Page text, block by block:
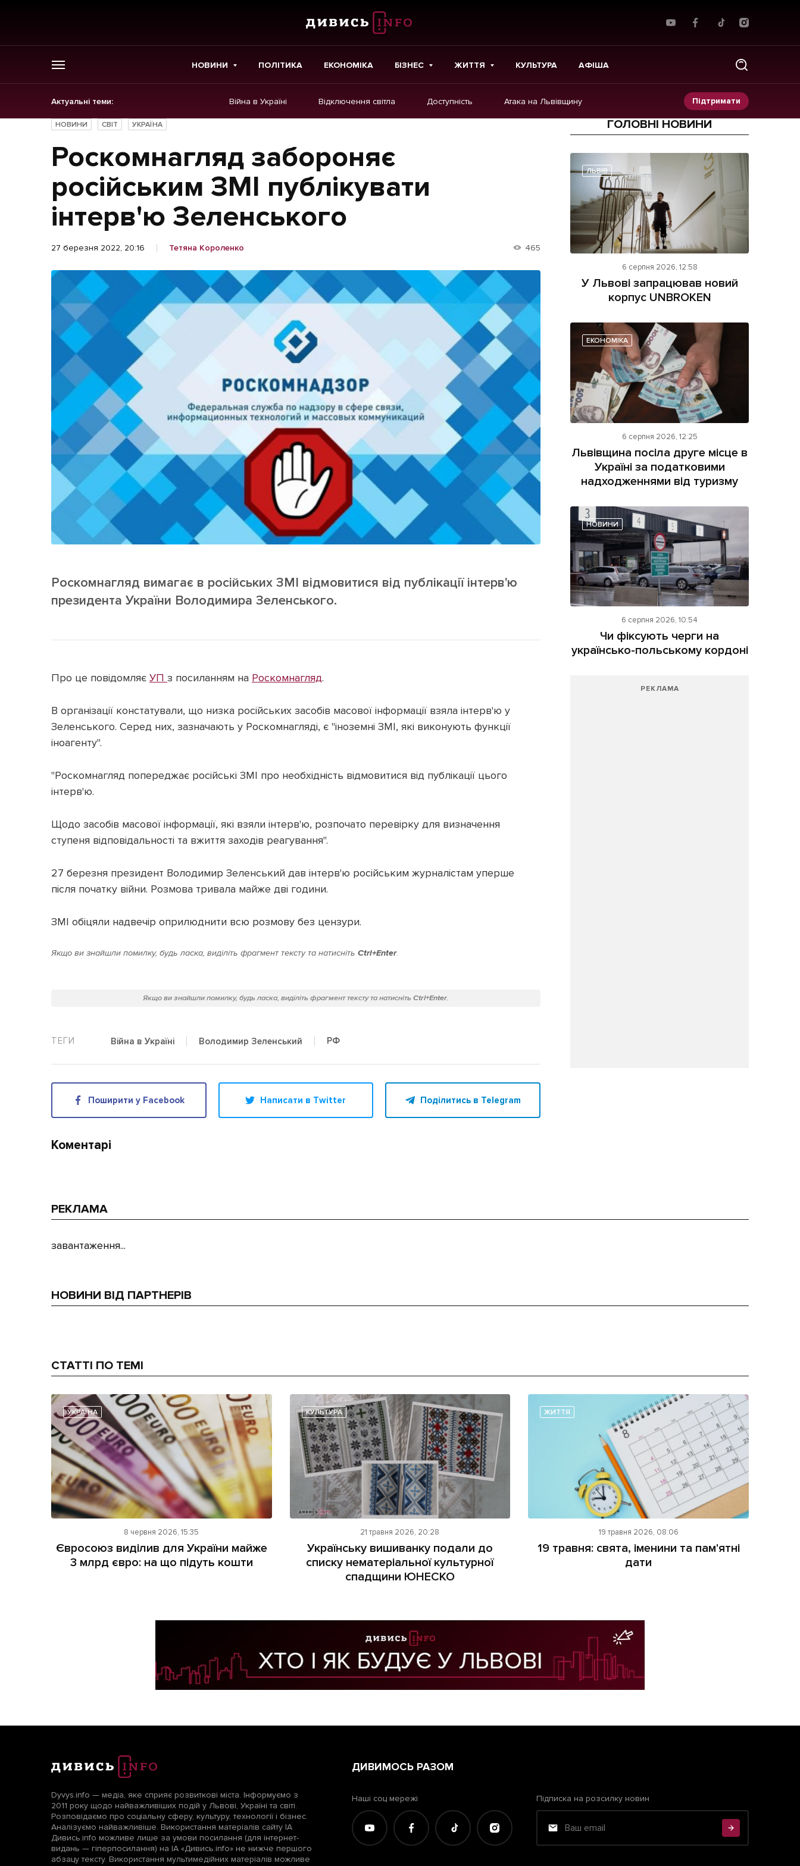
НОВИНИ ПОЛІТИКА ЕКОНОМІКА БІЗНЕС ЖИТТЯ КУЛЬТУРА АФІША
Актуальні теми: Війна в Україні Відключення світла Доступність Атака на Львівщину Підтримати
ГОЛОВНЕ
Новини
Політика
Економіка
Бізнес
Життя
Культура
Афіша
Репортаж
Лонгріди
Прес-релізи
Фото/Відео
Made in Lviv
[email protected]
Реклама на сайті
Політика конфіденційності
НОВИНИ СВІТ УКРАЇНА
Роскомнагляд забороняє
російським ЗМІ публікувати
інтерв'ю Зеленського
27 березня 2022, 20:16 Тетяна Короленко 465
Роскомнагляд вимагає в російських ЗМІ відмовитися від публікації інтерв'ю
президента України Володимира Зеленського.
Про це повідомляє УП з посиланням на Роскомнагляд.
В організації констатували, що низка російських засобів масової інформації взяла інтерв'ю у
Зеленського. Серед них, зазначають у Роскомнагляді, є "іноземні ЗМІ, які виконують функції
іноагенту".
"Роскомнагляд попереджає російські ЗМІ про необхідність відмовитися від публікації цього
інтерв'ю.
Щодо засобів масової інформації, які взяли інтерв'ю, розпочато перевірку для визначення
ступеня відповідальності та вжиття заходів реагування".
27 березня президент Володимир Зеленський дав інтерв'ю російським журналістам уперше
після початку війни. Розмова тривала майже дві години.
ЗМІ обіцяли надвечір оприлюднити всю розмову без цензури.
Якщо ви знайшли помилку, будь ласка, виділіть фрагмент тексту та натисніть Ctrl+Enter.
Якщо ви знайшли помилку, будь ласка, виділіть фрагмент тексту та натисніть Ctrl+Enter.
Війна в Україні Володимир Зеленський РФ
Поширити у Facebook Написати в Twitter Поділитись в Telegram
Коментарі
ГОЛОВНІ НОВИНИ
ЛЬВІВ
6 серпня 2026, 12:58
У Львові запрацював новий
корпус UNBROKEN
ЕКОНОМІКА
6 серпня 2026, 12:25
Львівщина посіла друге місце в
Україні за податковими
надходженнями від туризму
НОВИНИ
6 серпня 2026, 10:54
Чи фіксують черги на
українсько-польському кордоні
РЕКЛАМА
РЕКЛАМА
завантаження...
НОВИНИ ВІД ПАРТНЕРІВ
СТАТТІ ПО ТЕМІ
УКРАЇНА
8 червня 2026, 15:35
Євросоюз виділив для України майже
3 млрд євро: на що підуть кошти
КУЛЬТУРА
21 травня 2026, 20:28
Українську вишиванку подали до
списку нематеріальної культурної
спадщини ЮНЕСКО
ЖИТТЯ
19 травня 2026, 08:06
19 травня: свята, іменини та пам'ятні
дати
Dyvys.info — медіа, яке сприяє розвиткові міста. Інформуємо з
2011 року щодо найважливіших подій у Львові, Україні та світі.
Розповідаємо про соціальну сферу, культуру, технології і бізнес.
Аналізуємо найважливіше. Використання матеріалів сайту ІА
Дивись.info можливе лише за умови посилання (для інтернет-
видань — гіперпосилання) на ІА «Дивись.info» не нижче першого
абзацу тексту. Використання мультимедійних матеріалів можливе
ДИВИМОСЬ РАЗОМ
Наші соц мережі Підписка на розсилку новин